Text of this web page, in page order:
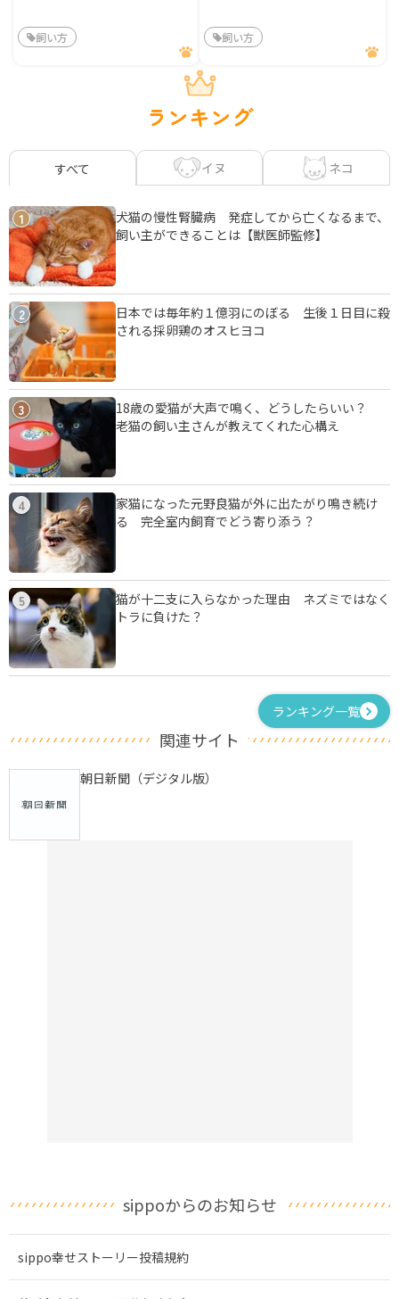
飼い方 飼い方
ランキング
すべて イヌ ネコ
1
犬猫の慢性腎臓病 発症してから亡くなるまで、
飼い主ができることは【獣医師監修】
2
日本では毎年約１億羽にのぼる 生後１日目に殺
される採卵鶏のオスヒヨコ
3
18歳の愛猫が大声で鳴く、どうしたらいい？
老猫の飼い主さんが教えてくれた心構え
4
家猫になった元野良猫が外に出たがり鳴き続け
る 完全室内飼育でどう寄り添う？
5
猫が十二支に入らなかった理由 ネズミではなく
トラに負けた？
ランキング一覧
関連サイト
朝日新聞（デジタル版）
sippoからのお知らせ
sippo幸せストーリー投稿規約